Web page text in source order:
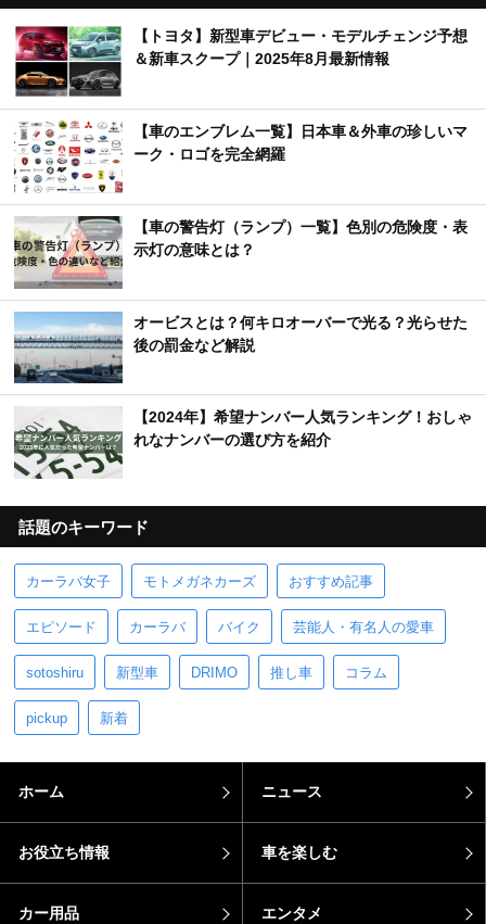
【トヨタ】新型車デビュー・モデルチェンジ予想
＆新車スクープ｜2025年8月最新情報
【車のエンブレム一覧】日本車＆外車の珍しいマ
ーク・ロゴを完全網羅
【車の警告灯（ランプ）一覧】色別の危険度・表
示灯の意味とは？
オービスとは？何キロオーバーで光る？光らせた
後の罰金など解説
【2024年】希望ナンバー人気ランキング！おしゃ
れなナンバーの選び方を紹介
話題のキーワード
カーラバ女子 モトメガネカーズ おすすめ記事
エピソード カーラバ バイク 芸能人・有名人の愛車
sotoshiru 新型車 DRIMO 推し車 コラム
pickup 新着
ホーム ニュース
お役立ち情報 車を楽しむ
カー用品 エンタメ